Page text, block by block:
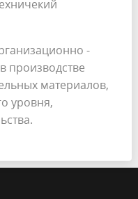
-
производстве
материалов,
уровня,